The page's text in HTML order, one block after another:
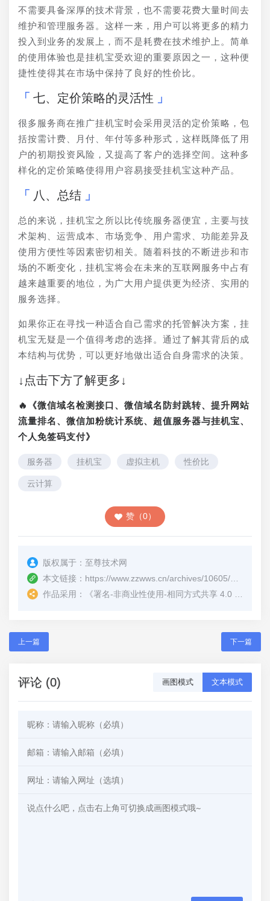
不需要具备深厚的技术背景，也不需要花费大量时间去
维护和管理服务器。这样一来，用户可以将更多的精力
投入到业务的发展上，而不是耗费在技术维护上。简单
的使用体验也是挂机宝受欢迎的重要原因之一，这种便
捷性使得其在市场中保持了良好的性价比。
七、定价策略的灵活性
很多服务商在推广挂机宝时会采用灵活的定价策略，包
括按需计费、月付、年付等多种形式，这样既降低了用
户的初期投资风险，又提高了客户的选择空间。这种多
样化的定价策略使得用户容易接受挂机宝这种产品。
八、总结
总的来说，挂机宝之所以比传统服务器便宜，主要与技
术架构、运营成本、市场竞争、用户需求、功能差异及
使用方便性等因素密切相关。随着科技的不断进步和市
场的不断变化，挂机宝将会在未来的互联网服务中占有
越来越重要的地位，为广大用户提供更为经济、实用的
服务选择。
如果你正在寻找一种适合自己需求的托管解决方案，挂
机宝无疑是一个值得考虑的选择。通过了解其背后的成
本结构与优势，可以更好地做出适合自身需求的决策。
↓点击下方了解更多↓
🔥《微信域名检测接口、微信域名防封跳转、提升网站
流量排名、微信加粉统计系统、超值服务器与挂机宝、
个人免签码支付》
服务器 挂机宝 虚拟主机 性价比
云计算
赞（0）
版权属于： 至尊技术网
本文链接：
作品采用：
《署名-非商业性使用-相同方式共享 4.0 国际 (CC BY-NC-SA 4.0)
上一篇 下一篇
评论 (0) 画图模式 文本模式